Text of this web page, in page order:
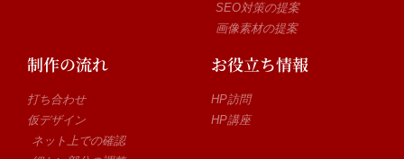
SEO対策の提案
画像素材の提案
制作の流れ
打ち合わせ
仮デザイン
ネット上での確認
お役立ち情報
HP訪問
HP講座